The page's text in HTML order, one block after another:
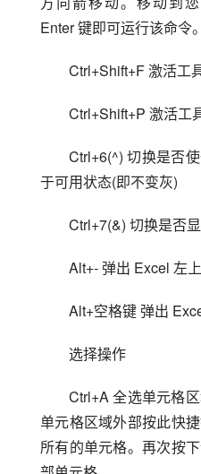
Enter 键即可运行该命令。
Ctrl+Shift+F 激活工
Ctrl+Shift+P 激活工
Ctrl+6(^) 切换是否
于可用状态(即不变灰)
Ctrl+7(&) 切换是否
Alt+- 弹出 Excel 左
Alt+空格键 弹出
选择操作
Ctrl+A 全选单元格
单元格区域外部按此快
所有的单元格。再次按